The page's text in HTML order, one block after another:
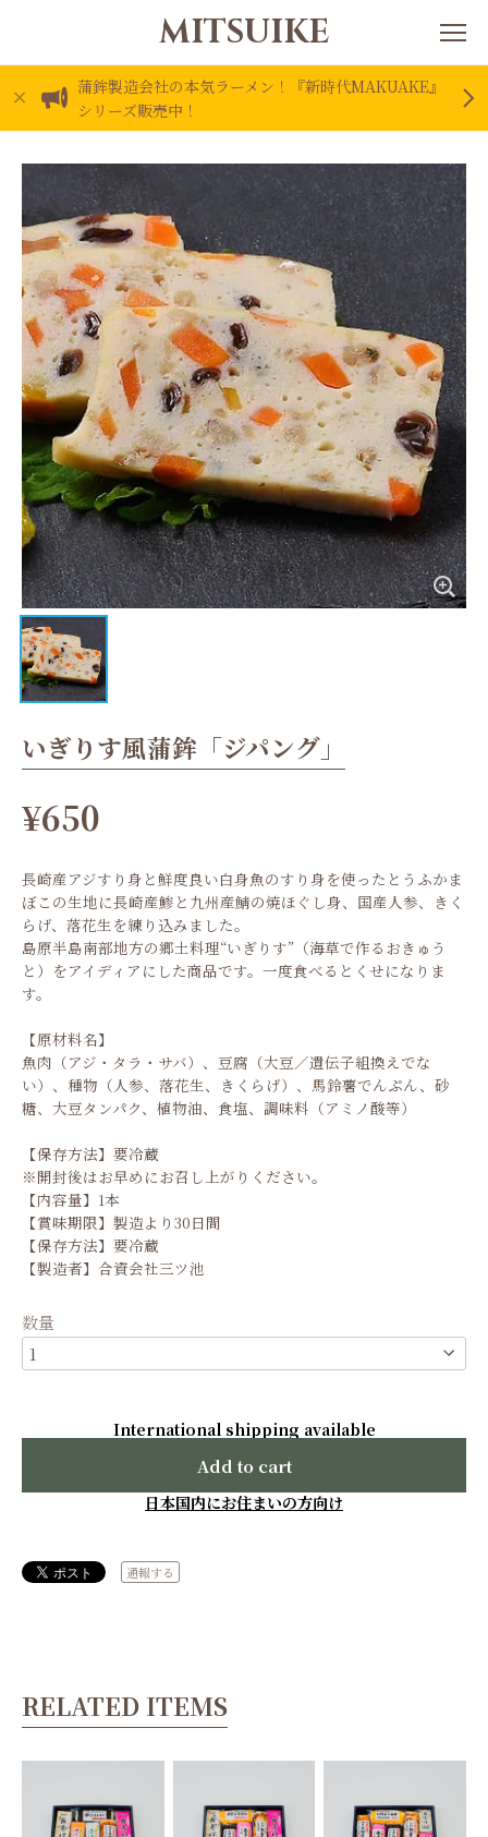
MITSUIKE
蒲鉾製造会社の本気ラーメン！『新時代MAKUAKE』
シリーズ販売中！
いぎりす風蒲鉾「ジパング」
¥650
長崎産アジすり身と鮮度良い白身魚のすり身を使ったとうふかま
ぼこの生地に長崎産鯵と九州産鯖の焼ほぐし身、国産人参、きく
らげ、落花生を練り込みました。
島原半島南部地方の郷土料理“いぎりす”（海草で作るおきゅう
と）をアイディアにした商品です。一度食べるとくせになりま
す。
【原材料名】
魚肉（アジ・タラ・サバ）、豆腐（大豆／遺伝子組換えでな
い）、種物（人参、落花生、きくらげ）、馬鈴薯でんぷん、砂
糖、大豆タンパク、植物油、食塩、調味料（アミノ酸等）
【保存方法】要冷蔵
※開封後はお早めにお召し上がりください。
【内容量】1本
【賞味期限】製造より30日間
【保存方法】要冷蔵
【製造者】合資会社三ツ池
数量
International shipping available
Add to cart
日本国内にお住まいの方向け
通報する
RELATED ITEMS